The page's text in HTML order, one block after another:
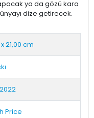
ya da gözü kara
dize getirecek.
21,00 cm
Price